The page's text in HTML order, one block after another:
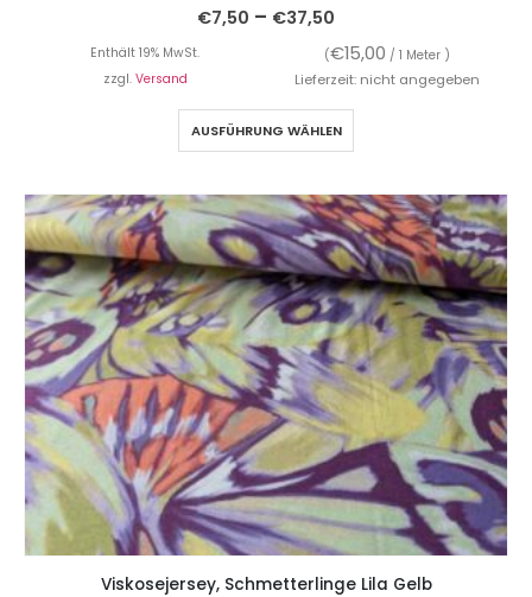
€7,50 – €37,50
Enthält 19% MwSt. (€15,00 / 1 Meter )
zzgl. Versand Lieferzeit: nicht angegeben
AUSFÜHRUNG WÄHLEN
Viskosejersey, Schmetterlinge Lila Gelb